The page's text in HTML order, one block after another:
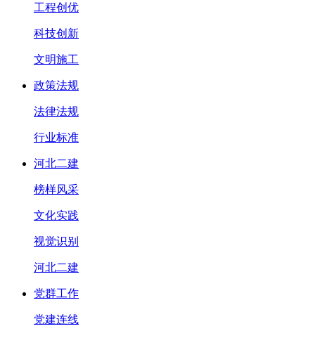
工程创优
科技创新
文明施工
政策法规
法律法规
行业标准
河北二建
榜样风采
文化实践
视觉识别
河北二建
党群工作
党建连线